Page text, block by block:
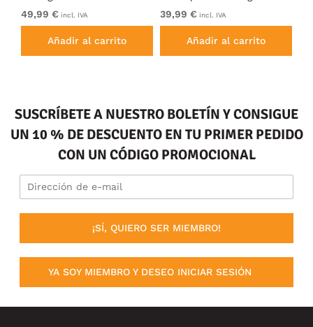
49,99 € incl. IVA
Añadir al carrito
39,99 € incl. IVA
Añadir al carrito
SUSCRÍBETE A NUESTRO BOLETÍN Y CONSIGUE
UN 10 % DE DESCUENTO EN TU PRIMER PEDIDO
CON UN CÓDIGO PROMOCIONAL
¡SÍ, QUIERO SER MIEMBRO!
YA SOY MIEMBRO Y DESEO INICIAR SESIÓN